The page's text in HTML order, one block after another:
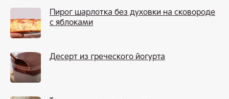
Пирог шарлотка без духовки на сковороде
с яблоками
Десерт из греческого йогурта